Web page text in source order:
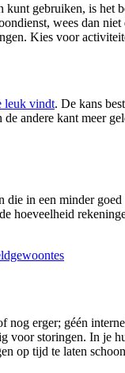
gebruiken, is het
wees dan
Kies voor
leuk vindt. De kans
andere kant meer
in een minder
hoeveelheid
erger; géén
voor storingen. In je
op tijd te laten